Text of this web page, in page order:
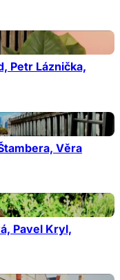
Petr Láznička,
Věra
Pavel Kryl,